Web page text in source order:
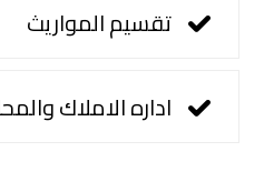
تقسيم المواريث
اداره الاملاك